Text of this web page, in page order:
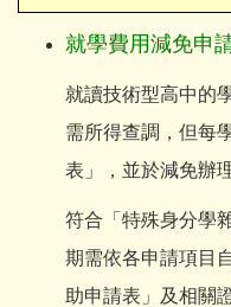
就學費用減免申
就讀技術型高中的
需所得查調，但每
表」，並於減免辦
符合「特殊身分學
期需依各申請項目
助申請表」及相關